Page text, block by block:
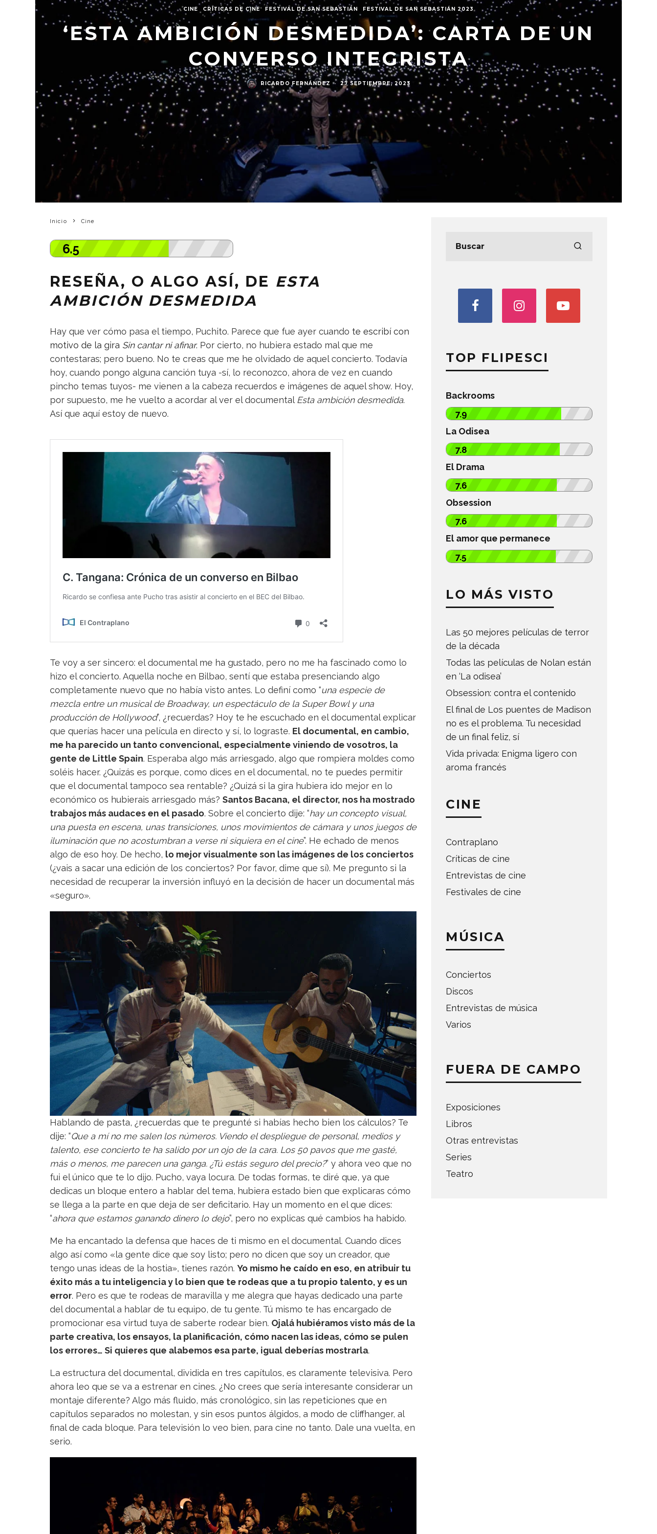
CINE CRÍTICAS DE CINE FESTIVAL DE SAN SEBASTIÁN FESTIVAL DE SAN SEBASTIÁN 2023
‘ESTA AMBICIÓN DESMEDIDA’: CARTA DE UN
CONVERSO INTEGRISTA
RICARDO FERNÁNDEZ · 27 SEPTIEMBRE, 2023
Inicio Cine
6.5
RESEÑA, O ALGO ASÍ, DE ESTA
AMBICIÓN DESMEDIDA
Hay que ver cómo pasa el tiempo, Puchito. Parece que fue ayer cuando te escribí con
motivo de la gira Sin cantar ni afinar. Por cierto, no hubiera estado mal que me
contestaras; pero bueno. No te creas que me he olvidado de aquel concierto. Todavía
hoy, cuando pongo alguna canción tuya -sí, lo reconozco, ahora de vez en cuando
pincho temas tuyos- me vienen a la cabeza recuerdos e imágenes de aquel show. Hoy,
por supuesto, me he vuelto a acordar al ver el documental Esta ambición desmedida.
Así que aquí estoy de nuevo.
Te voy a ser sincero: el documental me ha gustado, pero no me ha fascinado como lo
hizo el concierto. Aquella noche en Bilbao, sentí que estaba presenciando algo
completamente nuevo que no había visto antes. Lo definí como “una especie de
mezcla entre un musical de Broadway, un espectáculo de la Super Bowl y una
producción de Hollywood”, ¿recuerdas? Hoy te he escuchado en el documental explicar
que querías hacer una película en directo y sí, lo lograste. El documental, en cambio,
me ha parecido un tanto convencional, especialmente viniendo de vosotros, la
gente de Little Spain. Esperaba algo más arriesgado, algo que rompiera moldes como
soléis hacer. ¿Quizás es porque, como dices en el documental, no te puedes permitir
que el documental tampoco sea rentable? ¿Quizá si la gira hubiera ido mejor en lo
económico os hubierais arriesgado más? Santos Bacana, el director, nos ha mostrado
trabajos más audaces en el pasado. Sobre el concierto dije: “hay un concepto visual,
una puesta en escena, unas transiciones, unos movimientos de cámara y unos juegos de
iluminación que no acostumbran a verse ni siquiera en el cine”. He echado de menos
algo de eso hoy. De hecho, lo mejor visualmente son las imágenes de los conciertos
(¿vais a sacar una edición de los conciertos? Por favor, dime que sí). Me pregunto si la
necesidad de recuperar la inversión influyó en la decisión de hacer un documental más
«seguro».
Hablando de pasta, ¿recuerdas que te pregunté si habías hecho bien los cálculos? Te
dije: “Que a mí no me salen los números. Viendo el despliegue de personal, medios y
talento, ese concierto te ha salido por un ojo de la cara. Los 50 pavos que me gasté,
más o menos, me parecen una ganga. ¿Tú estás seguro del precio?” y ahora veo que no
fui el único que te lo dijo. Pucho, vaya locura. De todas formas, te diré que, ya que
dedicas un bloque entero a hablar del tema, hubiera estado bien que explicaras cómo
se llega a la parte en que deja de ser deficitario. Hay un momento en el que dices:
“ahora que estamos ganando dinero lo dejo”, pero no explicas qué cambios ha habido.
Me ha encantado la defensa que haces de ti mismo en el documental. Cuando dices
algo así como «la gente dice que soy listo; pero no dicen que soy un creador, que
tengo unas ideas de la hostia», tienes razón. Yo mismo he caído en eso, en atribuir tu
éxito más a tu inteligencia y lo bien que te rodeas que a tu propio talento, y es un
error. Pero es que te rodeas de maravilla y me alegra que hayas dedicado una parte
del documental a hablar de tu equipo, de tu gente. Tú mismo te has encargado de
promocionar esa virtud tuya de saberte rodear bien. Ojalá hubiéramos visto más de la
parte creativa, los ensayos, la planificación, cómo nacen las ideas, cómo se pulen
los errores… Si quieres que alabemos esa parte, igual deberías mostrarla.
La estructura del documental, dividida en tres capítulos, es claramente televisiva. Pero
ahora leo que se va a estrenar en cines. ¿No crees que sería interesante considerar un
montaje diferente? Algo más fluido, más cronológico, sin las repeticiones que en
capítulos separados no molestan, y sin esos puntos álgidos, a modo de cliffhanger, al
final de cada bloque. Para televisión lo veo bien, para cine no tanto. Dale una vuelta, en
serio.
TOP FLIPESCI
Backrooms
7.9
La Odisea
7.8
El Drama
7.6
Obsession
7.6
El amor que permanece
7.5
LO MÁS VISTO
Las 50 mejores películas de terror
de la década
Todas las películas de Nolan están
en ‘La odisea’
Obsession: contra el contenido
El final de Los puentes de Madison
no es el problema. Tu necesidad
de un final feliz, sí
Vida privada: Enigma ligero con
aroma francés
CINE
Contraplano
Críticas de cine
Entrevistas de cine
Festivales de cine
MÚSICA
Conciertos
Discos
Entrevistas de música
Varios
FUERA DE CAMPO
Exposiciones
Libros
Otras entrevistas
Series
Teatro